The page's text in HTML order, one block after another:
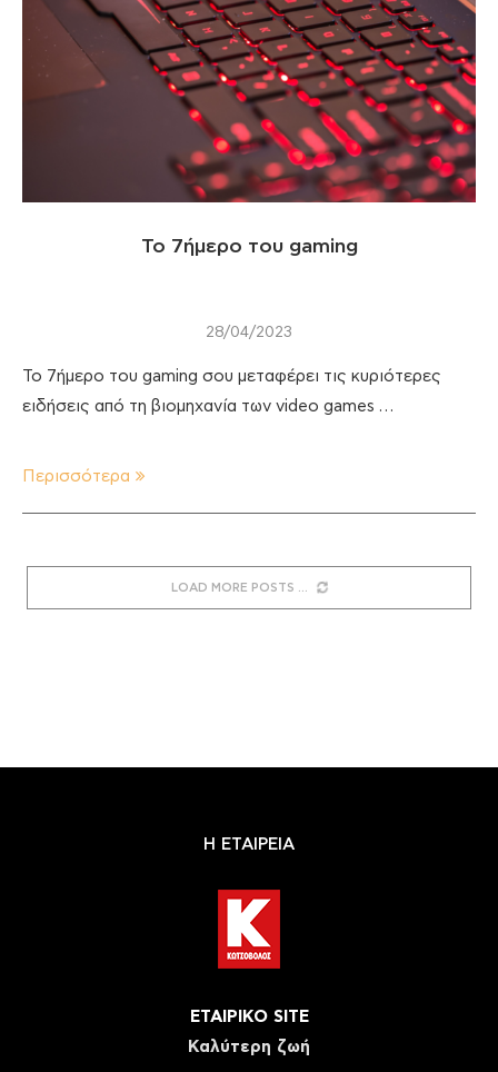
Το 7ήμερο του gaming
28/04/2023
Το 7ήμερο του gaming σου μεταφέρει τις κυριότερες
ειδήσεις από τη βιομηχανία των video games …
Περισσότερα
LOAD MORE POSTS
Η ΕΤΑΙΡΕΙΑ
ΕΤΑΙΡΙΚΟ SITE
Καλύτερη ζωή